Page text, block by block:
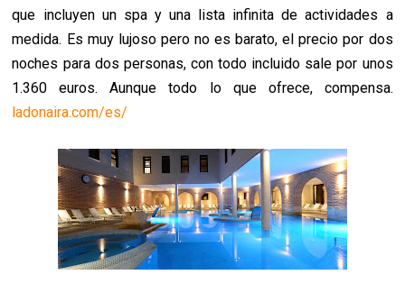
que incluyen un spa y una lista infinita de actividades a
medida. Es muy lujoso pero no es barato, el precio por dos
noches para dos personas, con todo incluido sale por unos
1.360 euros. Aunque todo lo que ofrece, compensa.
ladonaira.com/es/